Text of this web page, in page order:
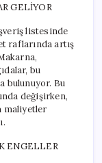
GELİYOR
listesinde
raflarında artış
bu
bulunuyor. Bu
değişirken,
maliyetler
ENGELLER